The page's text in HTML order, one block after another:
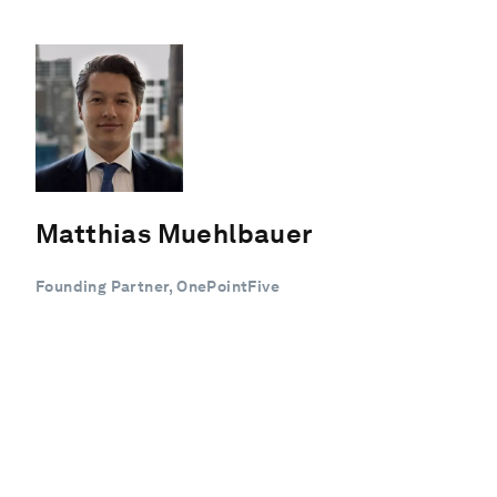
Matthias Muehlbauer
Founding Partner, OnePointFive